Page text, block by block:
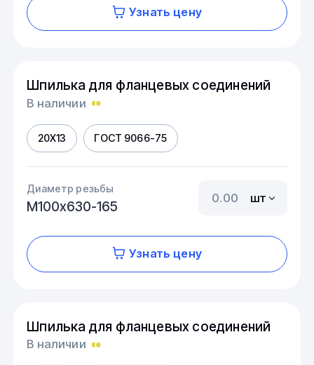
Узнать цену
Шпилька для фланцевых соединений
В наличии
20Х13 ГОСТ 9066-75
Диаметр резьбы
М100х630-165
шт
Узнать цену
Шпилька для фланцевых соединений
В наличии